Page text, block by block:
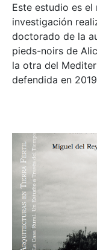
Este estudio es
investigación
doctorado de la
pieds-noirs de
la otra del
defendida en